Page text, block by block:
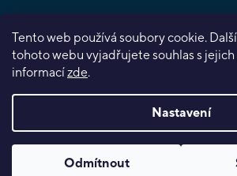
Tento web používá soubory cookie.
tohoto webu vyjadřujete souhlas s
informacízde.
Nastavení
Odmítnout
Vytvořil Shoptet Premium
Copyright 2026Planeta her. Všechna práva